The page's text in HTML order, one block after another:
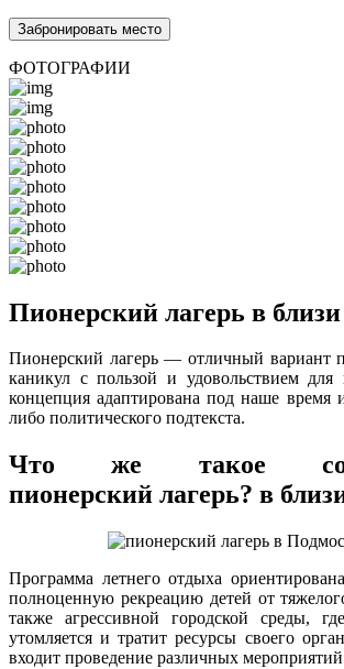
ФОТОГРАФИИ
Пионерский лагерь в
Пионерский лагерь — отличный вариант
каникул с пользой и удовольствием
концепция адаптирована под наше время
либо политического подтекста.
Что же такое
пионерский лагерь? в
Программа летнего отдыха
полноценную рекреацию детей от
также агрессивной городской среды,
утомляется и тратит ресурсы своего
входит проведение различных